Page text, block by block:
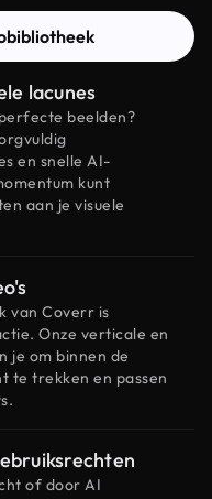
lacunes
beelden?
en snelle AI-
kunt
aan je visuele
van Coverr is
Onze verticale en
je om binnen de
te trekken en passen
of door AI